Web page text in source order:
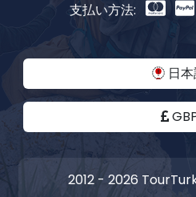
支払い方法:
日
2012 - 2026